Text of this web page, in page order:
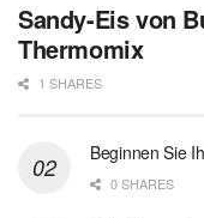
Sandy-Eis von
Thermomix
1 SHARES
Beginnen Sie
0 SHARES